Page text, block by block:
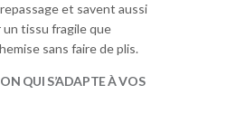
et savent aussi
tissu fragile que
sans faire de plis.
QUI S’ADAPTE À VOS